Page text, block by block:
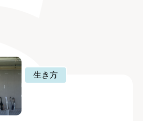
生き方